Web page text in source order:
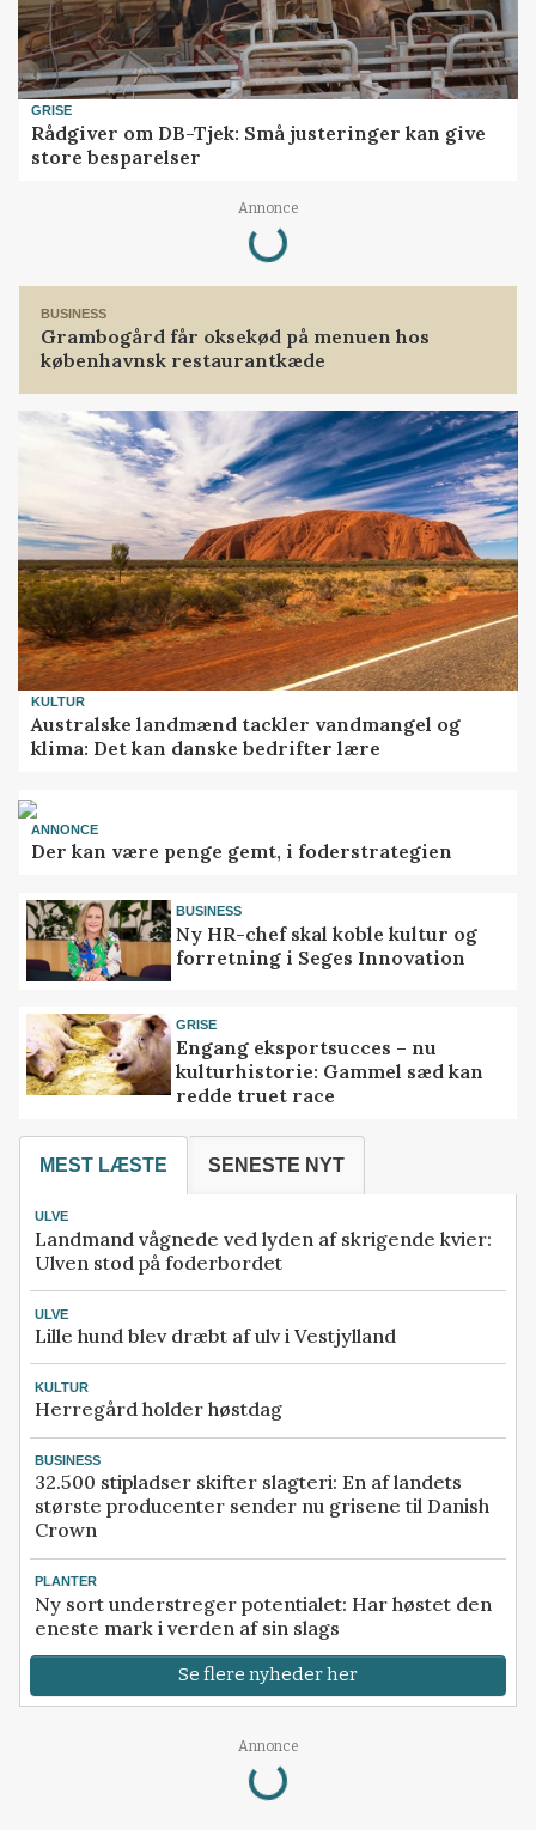
GRISE
Rådgiver om DB-Tjek: Små justeringer kan give
store besparelser
Annonce
Loading...
BUSINESS
Grambogård får oksekød på menuen hos
københavnsk restaurantkæde
KULTUR
Australske landmænd tackler vandmangel og
klima: Det kan danske bedrifter lære
ANNONCE
Der kan være penge gemt, i foderstrategien
BUSINESS
Ny HR-chef skal koble kultur og
forretning i Seges Innovation
GRISE
Engang eksportsucces – nu
kulturhistorie: Gammel sæd kan
redde truet race
MEST LÆSTE SENESTE NYT
ULVE
Landmand vågnede ved lyden af skrigende kvier:
Ulven stod på foderbordet
ULVE
Lille hund blev dræbt af ulv i Vestjylland
KULTUR
Herregård holder høstdag
BUSINESS
32.500 stipladser skifter slagteri: En af landets
største producenter sender nu grisene til Danish
Crown
PLANTER
Ny sort understreger potentialet: Har høstet den
eneste mark i verden af sin slags
Se flere nyheder her
Annonce
Loading...